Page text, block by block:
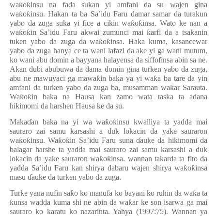
waƙoƙinsu na fada sukan yi amfani da su wajen gina
waƙoƙinsu. Hakan ta ba Sa’idu Faru damar samar da turakun
yabo da zuga suka yi fice a cikin waƙoƙinsa. Wato ke nan a
waƙoƙin Sa’idu Faru akwai zumunci mai ƙarfi da a tsakanin
tuken yabo da zuga da waƙoƙinsa. Haka kuma, kasancewar
yabo da zuga hanya ce ta wani lafazi da ake yi ga wani mutum,
ko wani abu domin a bayyana halayensa da siffofinsa abin sa ne.
Akan dubi abubuwa da dama domin gina turken yabo da zuga,
abu ne mawuyaci ga mawaƙin baka ya yi waƙa ba tare da yin
amfani da turken yabo da zuga ba, musamman waƙar Sarauta.
Waƙoƙin baka na Hausa kan zamo wata taska ta adana
hikimomi da harshen Hausa ke da su.
Makaɗan baka na yi wa waƙoƙinsu kwalliya ta yadda mai
sauraro zai samu karsashi a duk lokacin da yake sauraron
waƙoƙinsu. Waƙoƙin Sa’idu Faru suna ɗauke da hikimomi da
balagar harshe ta yadda mai sauraro zai samu karsashi a duk
lokacin da yake sauraron waƙoƙinsa. wannan takarda ta fito da
yadda Sa’idu Faru kan shirya dabaru wajen shirya waƙoƙinsa
masu ɗauke da turken yabo da zuga.
Turke yana nufin saƙo ko manufa ko bayani ko ruhin da waƙa ta
ƙunsa wadda kuma shi ne abin da waƙar ke son isarwa ga mai
sauraro ko karatu ko nazarinta. Yahya (1997:75). Wannan ya